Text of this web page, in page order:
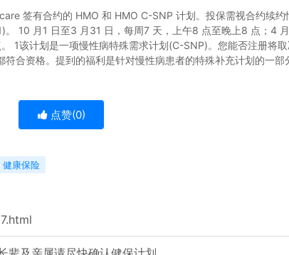
签有合约的 HMO 和 HMO C-SNP 计划。投保需视合约续约
10 月1 日至3 月31 日，每周7 天，上午8 点至晚上8 点；4
1该计划是一项慢性病特殊需求计划(C-SNP)。您能否注册将
合资格。提到的福利是针对慢性病患者的特殊补充计划的一部
点赞(0)
健康保险